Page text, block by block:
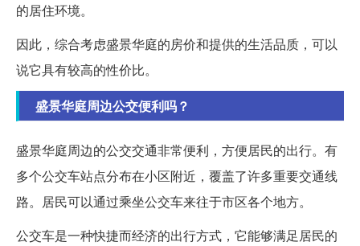
的居住环境。
因此，综合考虑盛景华庭的房价和提供的生活品质，可以
说它具有较高的性价比。
盛景华庭周边公交便利吗？
盛景华庭周边的公交交通非常便利，方便居民的出行。有
多个公交车站点分布在小区附近，覆盖了许多重要交通线
路。居民可以通过乘坐公交车来往于市区各个地方。
公交车是一种快捷而经济的出行方式，它能够满足居民的